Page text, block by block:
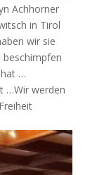
Achhorner
in Tirol
wir sie
beschimpfen
…
…Wir werden